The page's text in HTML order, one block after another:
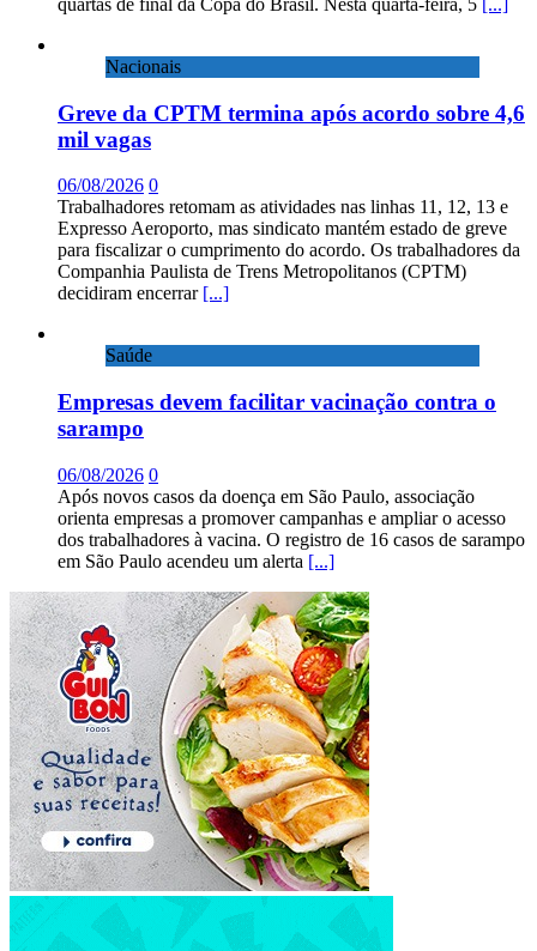
quartas de final da Copa do Brasil. Nesta quarta-feira, 5 [...]
Nacionais
Greve da CPTM termina após acordo sobre 4,6
mil vagas
06/08/2026 0
Trabalhadores retomam as atividades nas linhas 11, 12, 13 e
Expresso Aeroporto, mas sindicato mantém estado de greve
para fiscalizar o cumprimento do acordo. Os trabalhadores da
Companhia Paulista de Trens Metropolitanos (CPTM)
decidiram encerrar [...]
Saúde
Empresas devem facilitar vacinação contra o
sarampo
06/08/2026 0
Após novos casos da doença em São Paulo, associação
orienta empresas a promover campanhas e ampliar o acesso
dos trabalhadores à vacina. O registro de 16 casos de sarampo
em São Paulo acendeu um alerta [...]